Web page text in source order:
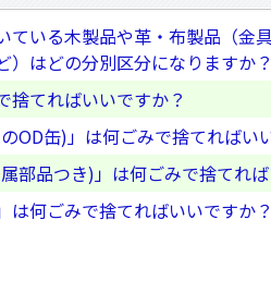
ている木製品や革・布製品（金
）はどの分別区分になりますか
捨てればいいですか？
OD缶)」は何ごみで捨てればい
属部品つき)」は何ごみで捨てれ
は何ごみで捨てればいいですか